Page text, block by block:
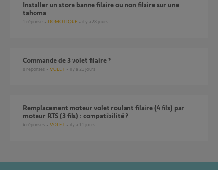
Installer un store banne filaire ou non filaire sur une
tahoma
1 réponse DOMOTIQUE il y a 28 jours
Commande de 3 volet filaire ?
8 réponses VOLET il y a 21 jours
Remplacement moteur volet roulant filaire (4 fils) par
moteur RTS (3 fils) : compatibilité ?
4 réponses VOLET il y a 11 jours